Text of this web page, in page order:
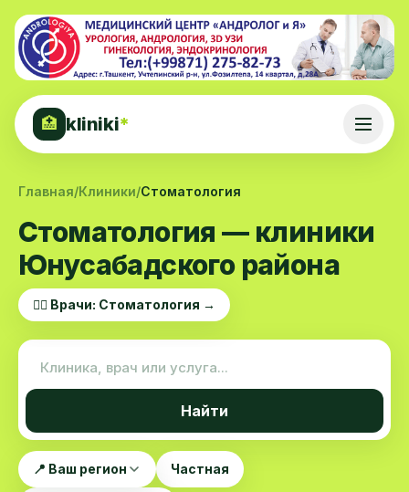
🏥 kliniki*
Главная/Клиники/Стоматология
Стоматология — клиники
Юнусабадского района
👨‍⚕️ Врачи: Стоматология →
Найти
📍 Ваш регион Частная